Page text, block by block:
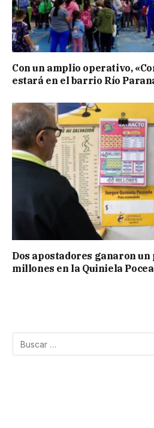
Con un amplio operativo,
estará en el barrio Río
Dos apostadores ganaron un
millones en la Quiniela